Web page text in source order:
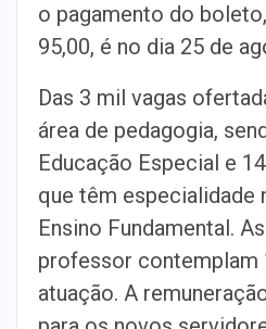
o pagamento do
95,00, é no dia 25 de
Das 3 mil vagas
área de pedagogia,
Educação Especial e
que têm especialidade
Ensino Fundamental.
professor contemplam
atuação. A